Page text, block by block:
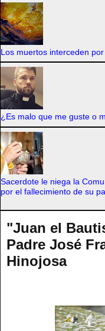
Los muertos interceden
¿Es malo que me guste o
Sacerdote le niega la
por el fallecimiento de su
"Juan el
Padre José
Hinojosa